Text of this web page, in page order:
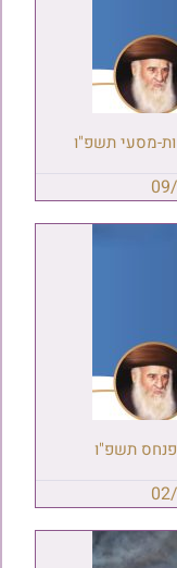
מסעי תשפ"ו
תשפ"ו